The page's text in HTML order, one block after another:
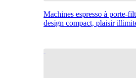
Machines espresso à porte-
design compact, plaisir